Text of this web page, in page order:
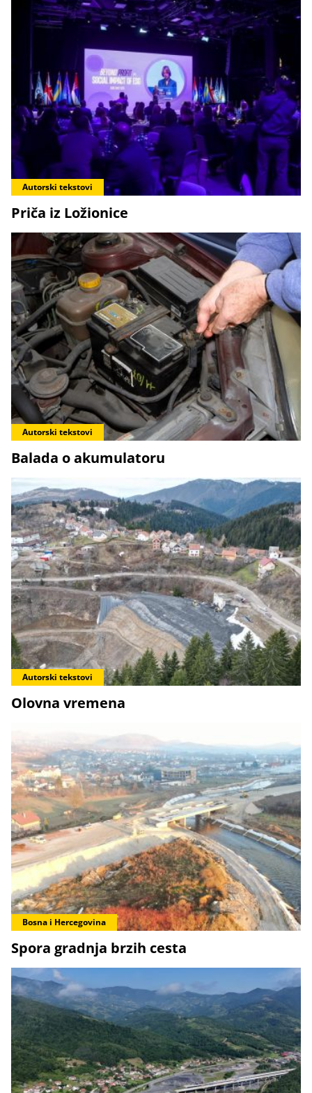
Autorski tekstovi
Priča iz Ložionice
Autorski tekstovi
Balada o akumulatoru
Autorski tekstovi
Olovna vremena
Bosna i Hercegovina
Spora gradnja brzih cesta